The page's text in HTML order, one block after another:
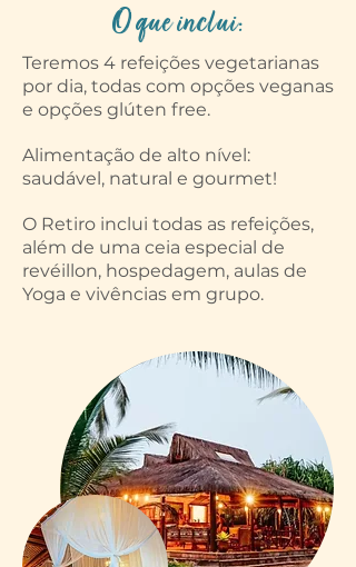
O que inclui:
Teremos 4 refeições vegetarianas
por dia, todas com opções veganas
e opções glúten free.
Alimentação de alto nível:
saudável, natural e gourmet!
O Retiro inclui todas as refeições,
além de uma ceia especial de
revéillon, hospedagem, aulas de
Yoga e vivências em grupo.